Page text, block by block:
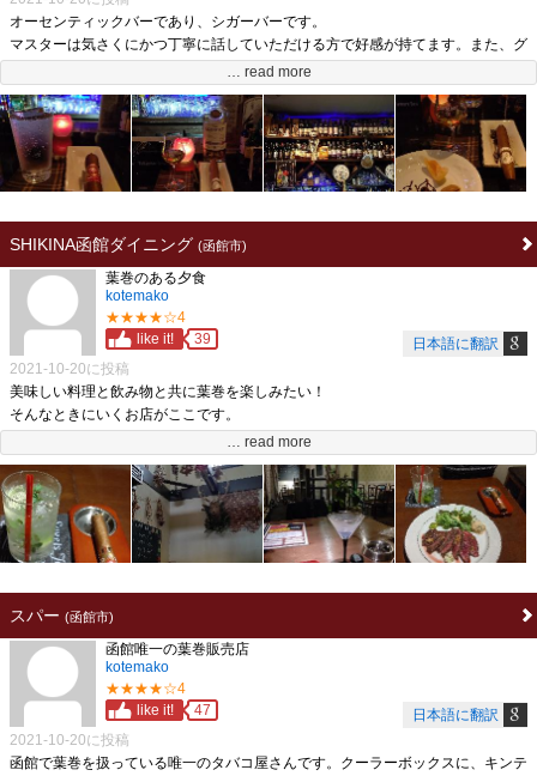
オーセンティックバーであり、シガーバーです。
マスターは気さくにかつ丁寧に話していただける方で好感が持てます。また、グ
レンリベットのアンバサダーであり、棚の半分ぐらいがグレンリベットの各種ボ
トルで埋まっています。加えて、葉巻とラム、モヒートへの興味が高じてキュー
バへも渡航されている方です。（よってラムも充実。ブランデーやグラッパも揃
えられています。）
葉巻も販売しており、店内の加湿も実施。私が知る限り、きちんとカットや点火
のサービスをしていただけたのは函館でここだけです。
葉巻は必ずここで頂きます。
… read more
SHIKINA函館ダイニング (函館市)
日本語に翻訳
葉巻のある夕食
kotemako
★★★★☆4
like it!
39
2021-10-20に投稿
美味しい料理と飲み物と共に葉巻を楽しみたい！
そんなときにいくお店がここです。
マスターが超が付くほど器用な方だからか、ジビエだけでなく、サラダ、魚介
類、お肉料理、デザート、カクテルとメニューが豊富です。（内装や暖炉まで自
家製で作られていたにのは驚きました。）
葉巻は販売していますが、シガーバーのようにメインで取り扱っているわけでは
ないため、あるかどうかはわかりません。
また本サイトの趣旨と外れてしまい恐縮ですが、珍しくシーシャが置いてあり、
葉巻を楽しむのに最高のお店ですが、葉巻販売は充実していないため、星４での
レビューとしました。
… read more
スパー (函館市)
日本語に翻訳
函館唯一の葉巻販売店
kotemako
★★★★☆4
like it!
47
2021-10-20に投稿
函館で葉巻を扱っている唯一のタバコ屋さんです。クーラーボックスに、キンテ